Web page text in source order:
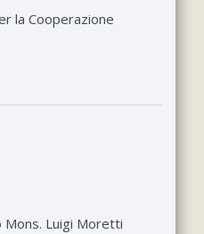
la Cooperazione
Mons. Luigi Moretti